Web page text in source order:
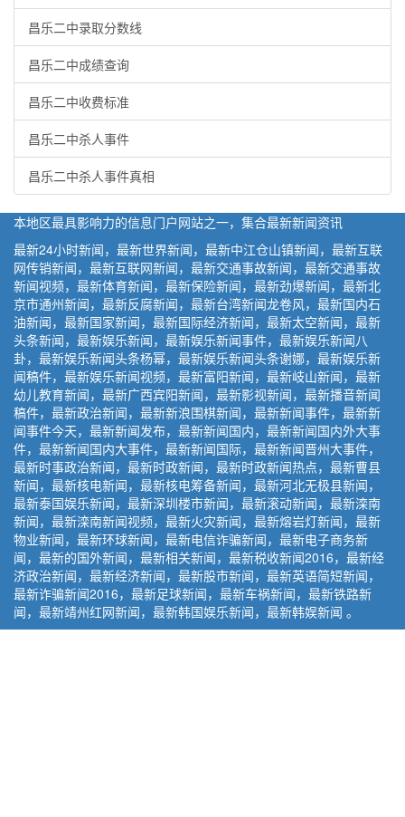
昌乐二中录取分数线
昌乐二中成绩查询
昌乐二中收费标准
昌乐二中杀人事件
昌乐二中杀人事件真相
本地区最具影响力的信息门户网站之一，集合最新新闻资讯
最新24小时新闻，最新世界新闻，最新中江仓山镇新闻，最新互联
网传销新闻，最新互联网新闻，最新交通事故新闻，最新交通事故
新闻视频，最新体育新闻，最新保险新闻，最新劲爆新闻，最新北
京市通州新闻，最新反腐新闻，最新台湾新闻龙卷风，最新国内石
油新闻，最新国家新闻，最新国际经济新闻，最新太空新闻，最新
头条新闻，最新娱乐新闻，最新娱乐新闻事件，最新娱乐新闻八
卦，最新娱乐新闻头条杨幂，最新娱乐新闻头条谢娜，最新娱乐新
闻稿件，最新娱乐新闻视频，最新富阳新闻，最新岐山新闻，最新
幼儿教育新闻，最新广西宾阳新闻，最新影视新闻，最新播音新闻
稿件，最新政治新闻，最新新浪围棋新闻，最新新闻事件，最新新
闻事件今天，最新新闻发布，最新新闻国内，最新新闻国内外大事
件，最新新闻国内大事件，最新新闻国际，最新新闻晋州大事件，
最新时事政治新闻，最新时政新闻，最新时政新闻热点，最新曹县
新闻，最新核电新闻，最新核电筹备新闻，最新河北无极县新闻，
最新泰国娱乐新闻，最新深圳楼市新闻，最新滚动新闻，最新滦南
新闻，最新滦南新闻视频，最新火灾新闻，最新熔岩灯新闻，最新
物业新闻，最新环球新闻，最新电信诈骗新闻，最新电子商务新
闻，最新的国外新闻，最新相关新闻，最新税收新闻2016，最新经
济政治新闻，最新经济新闻，最新股市新闻，最新英语简短新闻，
最新诈骗新闻2016，最新足球新闻，最新车祸新闻，最新铁路新
闻，最新靖州红网新闻，最新韩国娱乐新闻，最新韩娱新闻 。